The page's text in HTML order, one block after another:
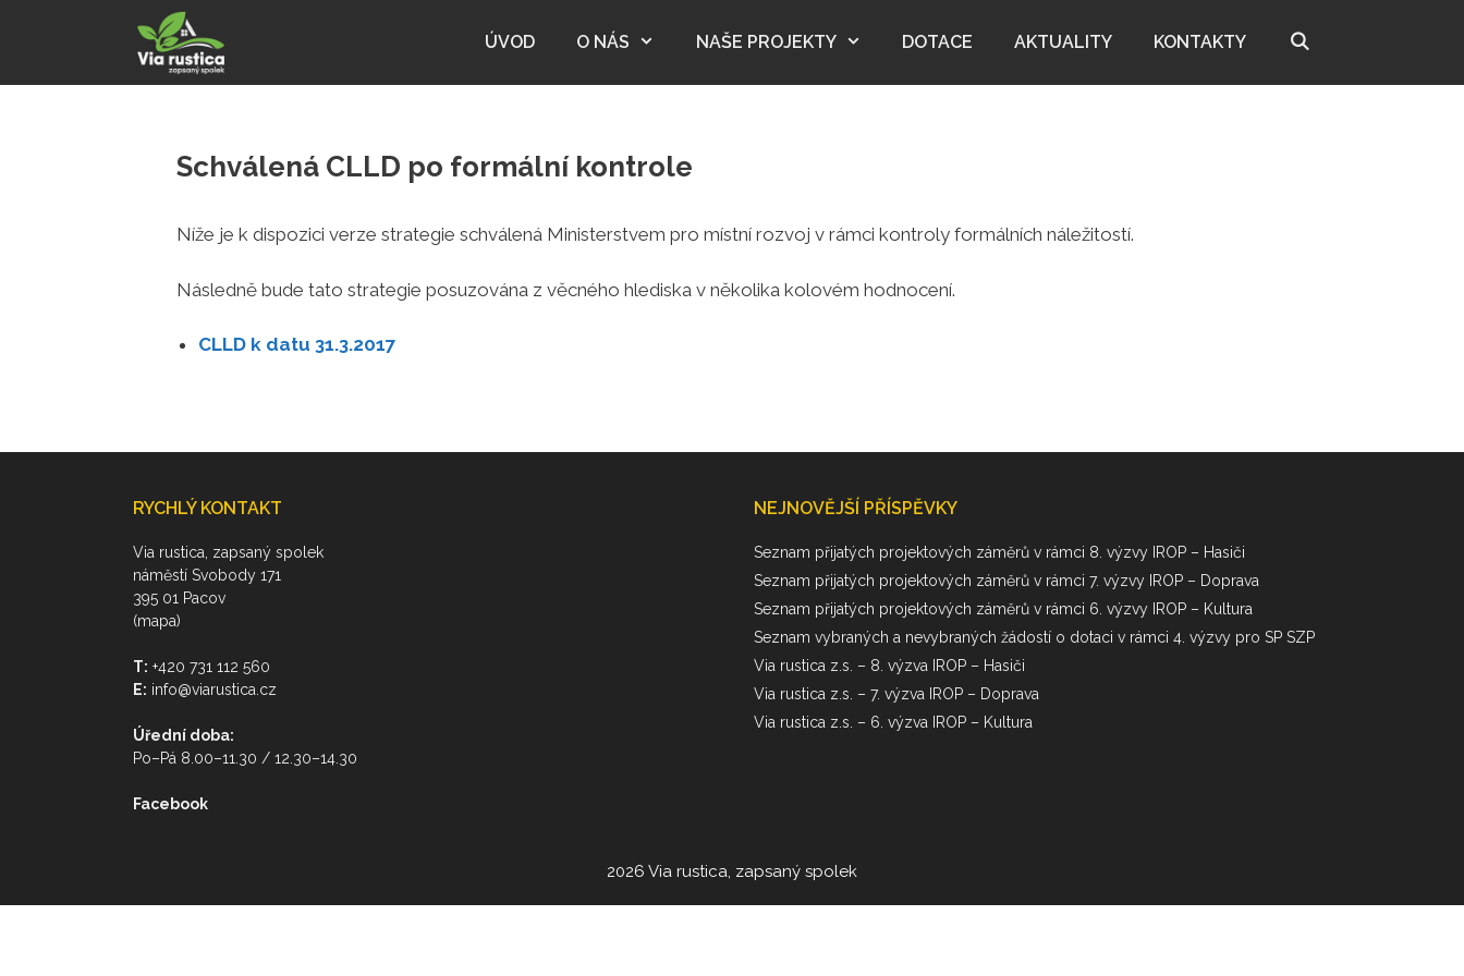
ÚVOD O NÁS NAŠE PROJEKTY DOTACE AKTUALITY KONTAKTY
Schválená CLLD po formální kontrole
Níže je k dispozici verze strategie schválená Ministerstvem pro místní rozvoj v rámci kontroly formálních náležitostí.
Následně bude tato strategie posuzována z věcného hlediska v několika kolovém hodnocení.
CLLD k datu 31.3.2017
RYCHLÝ KONTAKT
Via rustica, zapsaný spolek
náměstí Svobody 171
395 01 Pacov
(mapa)
T: +420 731 112 560
E: info@viarustica.cz
Úřední doba:
Po–Pá 8.00–11.30 / 12.30–14.30
Facebook
NEJNOVĚJŠÍ PŘÍSPĚVKY
Seznam přijatých projektových záměrů v rámci 8. výzvy IROP – Hasiči
Seznam přijatých projektových záměrů v rámci 7. výzvy IROP – Doprava
Seznam přijatých projektových záměrů v rámci 6. výzvy IROP – Kultura
Seznam vybraných a nevybraných žádostí o dotaci v rámci 4. výzvy pro SP SZP
Via rustica z.s. – 8. výzva IROP – Hasiči
Via rustica z.s. – 7. výzva IROP – Doprava
Via rustica z.s. – 6. výzva IROP – Kultura
2026 Via rustica, zapsaný spolek